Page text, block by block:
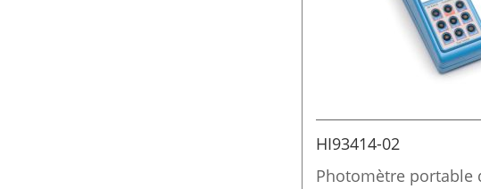
HI93414-02
Photomètre portable